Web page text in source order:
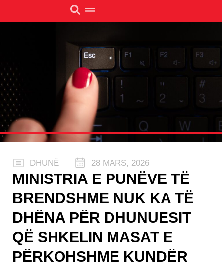
DHUNË 28 MARS, 2026
MINISTRIA E PUNËVE TË
BRENDSHME NUK KA TË
DHËNA PËR DHUNUESIT
QË SHKELIN MASAT E
PËRKOHSHME KUNDËR